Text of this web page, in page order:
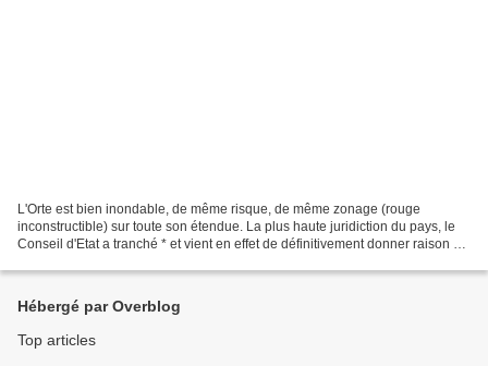
L'Orte est bien inondable, de même risque, de même zonage (rouge
inconstructible) sur toute son étendue. La plus haute juridiction du pays, le
Conseil d'Etat a tranché * et vient en effet de définitivement donner raison à
Hébergé par Overblog
Top articles